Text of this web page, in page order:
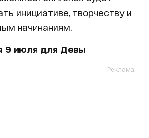
инициативе, творчеству и
начинаниям.
9 июля для Девы
Реклама